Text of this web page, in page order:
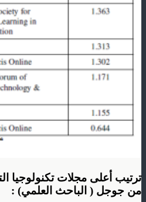
من جوجل ( الباحث العلمي) :